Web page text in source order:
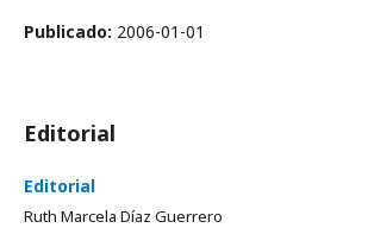
Publicado: 2006-01-01
Editorial
Editorial
Ruth Marcela Díaz Guerrero